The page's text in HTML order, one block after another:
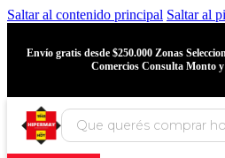
Saltar al contenido principal Saltar al
Envío gratis desde $250.000 Zonas
Comercios Consulta Monto